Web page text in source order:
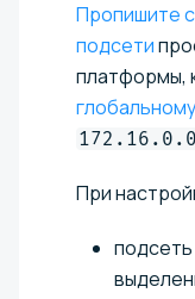
Пропишите
подсети
платформы,
При